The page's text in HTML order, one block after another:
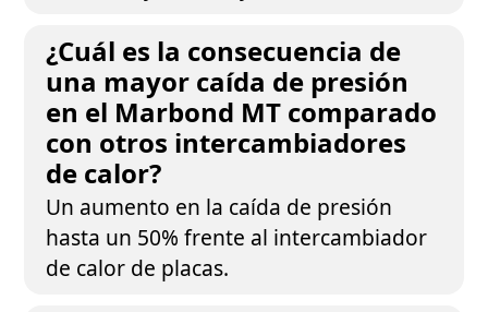
¿Cuál es la consecuencia de
una mayor caída de presión
en el Marbond MT comparado
con otros intercambiadores
de calor?
Un aumento en la caída de presión
hasta un 50% frente al intercambiador
de calor de placas.